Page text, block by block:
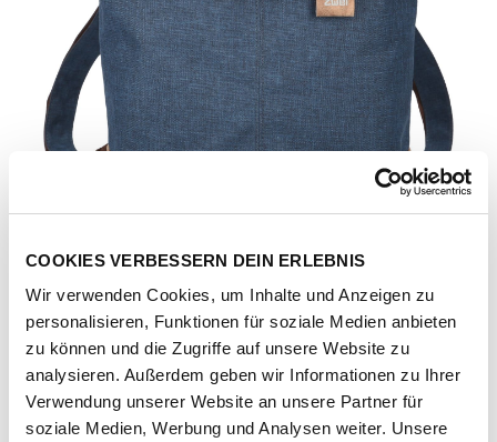
COOKIES VERBESSERN DEIN ERLEBNIS
Wir verwenden Cookies, um Inhalte und Anzeigen zu
personalisieren, Funktionen für soziale Medien anbieten
zu können und die Zugriffe auf unsere Website zu
analysieren. Außerdem geben wir Informationen zu Ihrer
Verwendung unserer Website an unsere Partner für
soziale Medien, Werbung und Analysen weiter. Unsere
Artikel-Nr.138733-1061-1001